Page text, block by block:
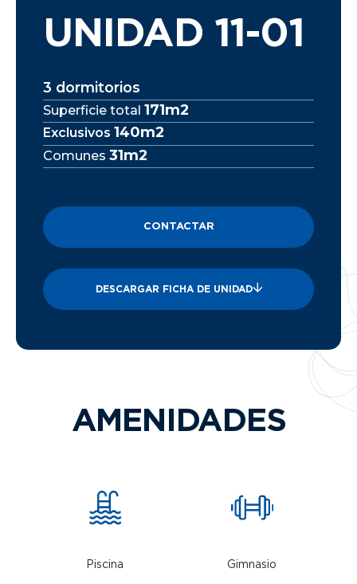
UNIDAD 11-01
3 dormitorios
Superficie total 171m2
Exclusivos 140m2
Comunes 31m2
CONTACTAR
DESCARGAR FICHA DE UNIDAD
AMENIDADES
Piscina Gimnasio